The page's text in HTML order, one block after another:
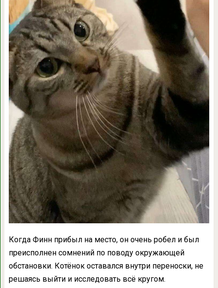
Когда Финн прибыл на место, он очень робел и был
преисполнен сомнений по поводу окружающей
обстановки. Котёнок оставался внутри переноски, не
решаясь выйти и исследовать всё кругом.